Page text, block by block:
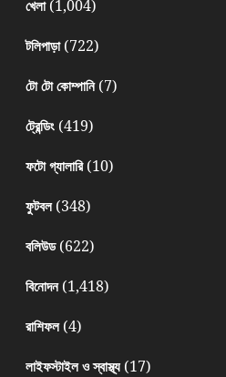
খেলা(1,004)
টলিপাড়া(722)
টো টো কোম্পানি(7)
ট্রেন্ডিং(419)
ফটো গ্যালারি(10)
ফুটবল(348)
বলিউড(622)
বিনোদন(1,418)
রাশিফল(4)
লাইফস্টাইল ও স্বাস্থ্য(17)